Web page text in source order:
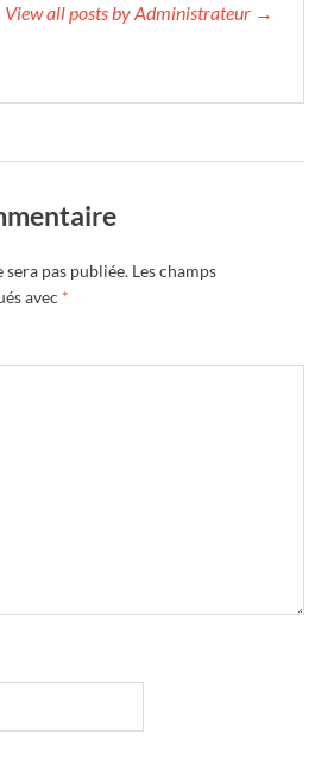
View all posts by Administrateur →
sera pas publiée. Les champs
avec *